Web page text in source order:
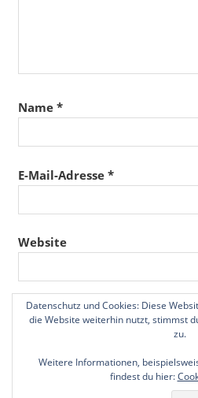
Name *
E-Mail-Adresse *
Website
Name, E-Mail-Adresse
Browser für meinen
Datenschutz und Cookies: Diese
die Website weiterhin nutzt, stimmst
zu.
Weitere Informationen,
findest du hier: